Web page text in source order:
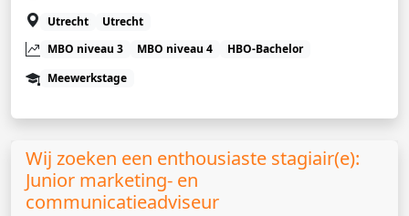
Utrecht
Utrecht
MBO niveau 3
MBO niveau 4
HBO-Bachelor
Meewerkstage
Wij zoeken een enthousiaste stagiair(e):
Junior marketing- en
communicatieadviseur